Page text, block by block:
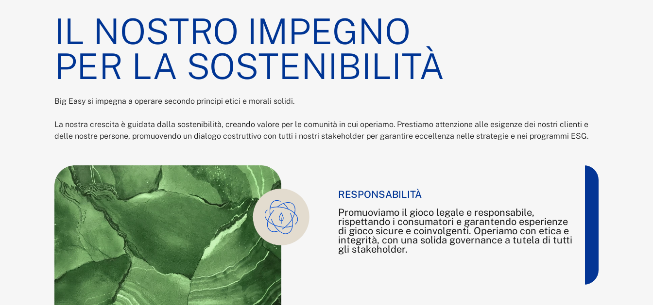
IL NOSTRO IMPEGNO
PER LA SOSTENIBILITÀ
Big Easy si impegna a operare secondo principi etici e morali solidi.
La nostra crescita è guidata dalla sostenibilità, creando valore per le comunità in cui operiamo. Prestiamo attenzione alle esigenze dei nostri clienti e
delle nostre persone, promuovendo un dialogo costruttivo con tutti i nostri stakeholder per garantire eccellenza nelle strategie e nei programmi ESG.
RESPONSABILITÀ
Promuoviamo il gioco legale e responsabile,
rispettando i consumatori e garantendo esperienze
di gioco sicure e coinvolgenti. Operiamo con etica e
integrità, con una solida governance a tutela di tutti
gli stakeholder.